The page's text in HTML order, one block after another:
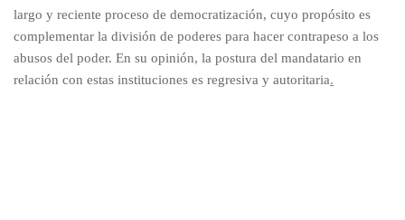
largo y reciente proceso de democratización, cuyo propósito es
complementar la división de poderes para hacer contrapeso a los
abusos del poder. En su opinión, la postura del mandatario en
relación con estas instituciones es regresiva y autoritaria.